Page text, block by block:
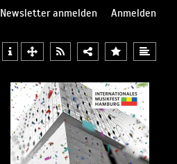
Newsletter anmelden
Anmelden